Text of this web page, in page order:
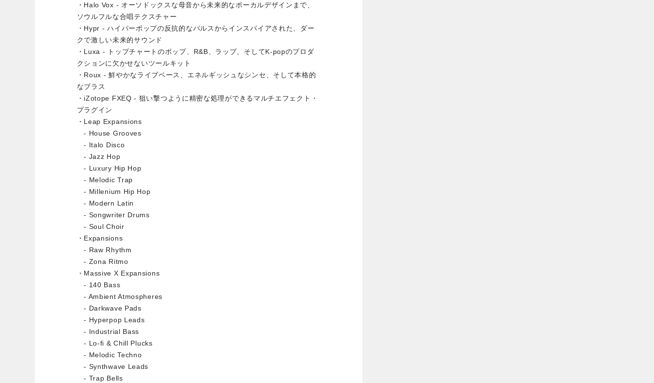
・Halo Vox - オーソドックスな母音から未来的なボーカルデザインまで、
ソウルフルな合唱テクスチャー
・Hypr - ハイパーポップの反抗的なパルスからインスパイアされた、ダー
クで激しい未来的サウンド
・Luxa - トップチャートのポップ、R&B、ラップ、そしてK-popのプロダ
クションに欠かせないツールキット
・Roux - 鮮やかなライブベース、エネルギッシュなシンセ、そして本格的
なブラス
・iZotope FXEQ - 狙い撃つように精密な処理ができるマルチエフェクト・
プラグイン
・Leap Expansions
- House Grooves
- Italo Disco
- Jazz Hop
- Luxury Hip Hop
- Melodic Trap
- Millenium Hip Hop
- Modern Latin
- Songwriter Drums
- Soul Choir
・Expansions
- Raw Rhythm
- Zona Ritmo
・Massive X Expansions
- 140 Bass
- Ambient Atmospheres
- Darkwave Pads
- Hyperpop Leads
- Industrial Bass
- Lo-fi & Chill Plucks
- Melodic Techno
- Synthwave Leads
- Trap Bells